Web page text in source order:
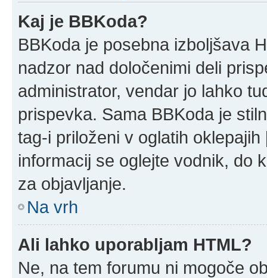
Kaj je BBKoda?
BBKoda je posebna izboljšava
nadzor nad določenimi deli
administrator, vendar jo lahko
prispevka. Sama BBKoda je
tag-i priloženi v oglatih
informacij se oglejte vodnik, do
za objavljanje.
Na vrh
Ali lahko uporabljam HTML?
Ne, na tem forumu ni mogoče